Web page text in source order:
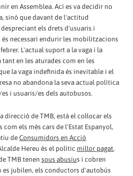
en Assemblea. Ací es va decidir no
sinó que davant de l'actitud
els drets d'usuaris i
necessari endurir les mobilitzacions
L'actual suport a la vaga i la
en les aturades com en les
la vaga indefinida és inevitable i el
no abandona la seva actual política
i usuaris/es dels autobusos.
direcció de TMB, està el col·locar els
els més cars de l'Estat Espanyol,
deConsumidors en Acció
Hereu és el polític millor pagat,
TMB tenen sous abusius i cobren
jubilen, els conductors d'autobús